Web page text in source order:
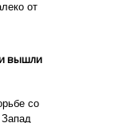
от
вышли
со